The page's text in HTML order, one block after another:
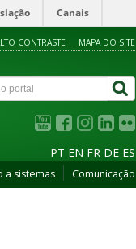
Canais
CONTRASTE MAPA DO SITE
PT EN FR DE ES
a sistemas Comunicação